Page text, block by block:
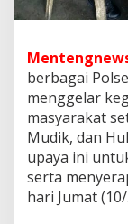
berbagai
menggelar
masyarakat
Mudik, dan
upaya ini
serta
hari Jumat